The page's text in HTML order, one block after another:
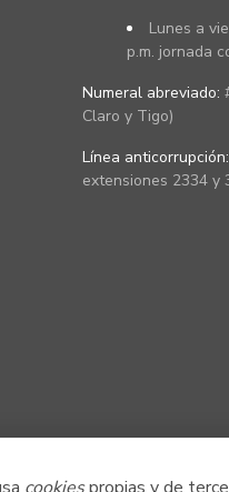
Lunes a
p.m. jornada
Numeral abreviado:
Claro y Tigo)
Línea anticorrupción:
extensiones 2334 y